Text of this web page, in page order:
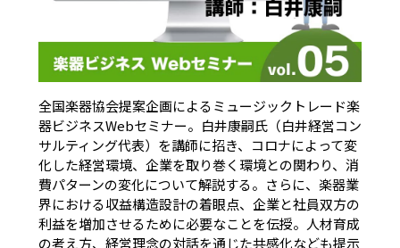
全国楽器協会提案企画によるミュージックトレード楽
器ビジネスWebセミナー。白井康嗣氏（白井経営コン
サルティング代表）を講師に招き、コロナによって変
化した経営環境、企業を取り巻く環境との関わり、消
費パターンの変化について解説する。さらに、楽器業
界における収益構造設計の着眼点、企業と社員双方の
利益を増加させるために必要なことを伝授。人材育成
の考え方、経営理念の対話を通じた共感化なども提示